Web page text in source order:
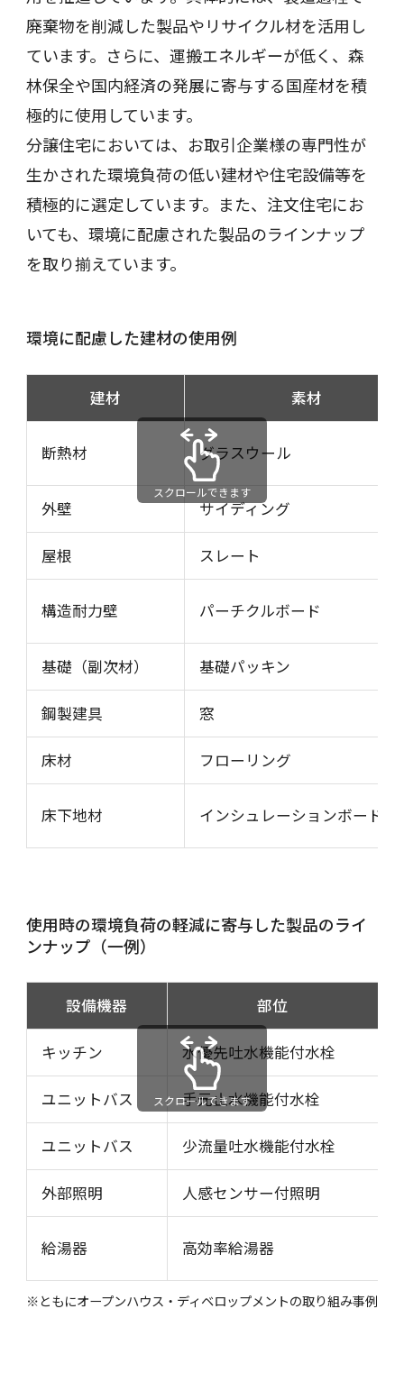
廃棄物を削減した製品やリサイクル材を活用し
ています。さらに、運搬エネルギーが低く、森
林保全や国内経済の発展に寄与する国産材を積
極的に使用しています。
分譲住宅においては、お取引企業様の専門性が
生かされた環境負荷の低い建材や住宅設備等を
積極的に選定しています。また、注文住宅にお
いても、環境に配慮された製品のラインナップ
を取り揃えています。
環境に配慮した建材の使用例
建材 素材
断熱材 グラスウール
外壁 サイディング
屋根 スレート
構造耐力壁 パーチクルボード
基礎（副次材） 基礎パッキン
鋼製建具 窓
床材 フローリング
床下地材 インシュレーションボード
スクロールできます
使用時の環境負荷の軽減に寄与した製品のライ
ンナップ（一例）
設備機器 部位
キッチン 水優先吐水機能付水栓
ユニットバス 手元止水機能付水栓
ユニットバス 少流量吐水機能付水栓
外部照明 人感センサー付照明
給湯器 高効率給湯器
スクロールできます
※ともにオープンハウス・ディベロップメントの取り組み事例